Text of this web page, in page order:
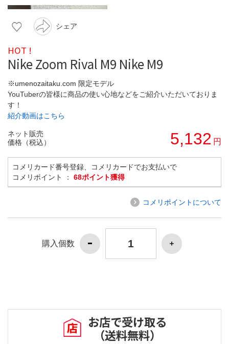
シェア
HOT !
Nike Zoom Rival M9 Nike M9
※umenozaitaku.com 限定モデル
YouTuberの皆様に商品の使い心地などをご紹介いただいておりま
す！
紹介動画はこちら
ネット販売
価格（税込）
5,132 円
コメリカード番号登録、コメリカードでお支払いで
コメリポイント ： 68ポイント獲得
コメリポイントについて
購入個数
お店で受け取る
（送料無料）